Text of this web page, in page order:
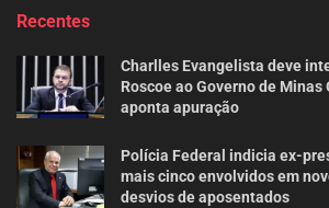
Recentes
Charlles Evangelista deve
Roscoe ao Governo de Minas
aponta apuração
Polícia Federal indicia ex-
mais cinco envolvidos em
desvios de aposentados